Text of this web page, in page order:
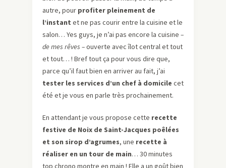
autre, pour profiter pleinement de
l’instant et ne pas courir entre la cuisine et le
salon… Yes guys, je n’ai pas encore la cuisine –
de mes rêves –ouverte avec îlot central et tout
et tout… ! Bref tout ça pour vous dire que,
parce qu’il faut bien en arriver au fait, j’ai
tester les services d’un chef à domicile cet
été et je vous en parle très prochainement.
En attendant je vous propose cette recette
festive de Noix de Saint-Jacques poêlées
et son sirop d’agrumes, une recette à
réaliser en un tour de main… 30 minutes
top chrono montre en main ! Elle a un goût bien